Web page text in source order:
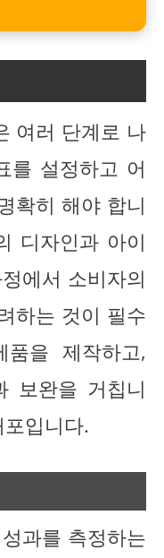
여러 단계로 나
를 설정하고 어
확히 해야 합니
디자인과 아이
에서 소비자의
하는 것이 필수
품을 제작하고,
보완을 거칩니
입니다.
과를 측정하는